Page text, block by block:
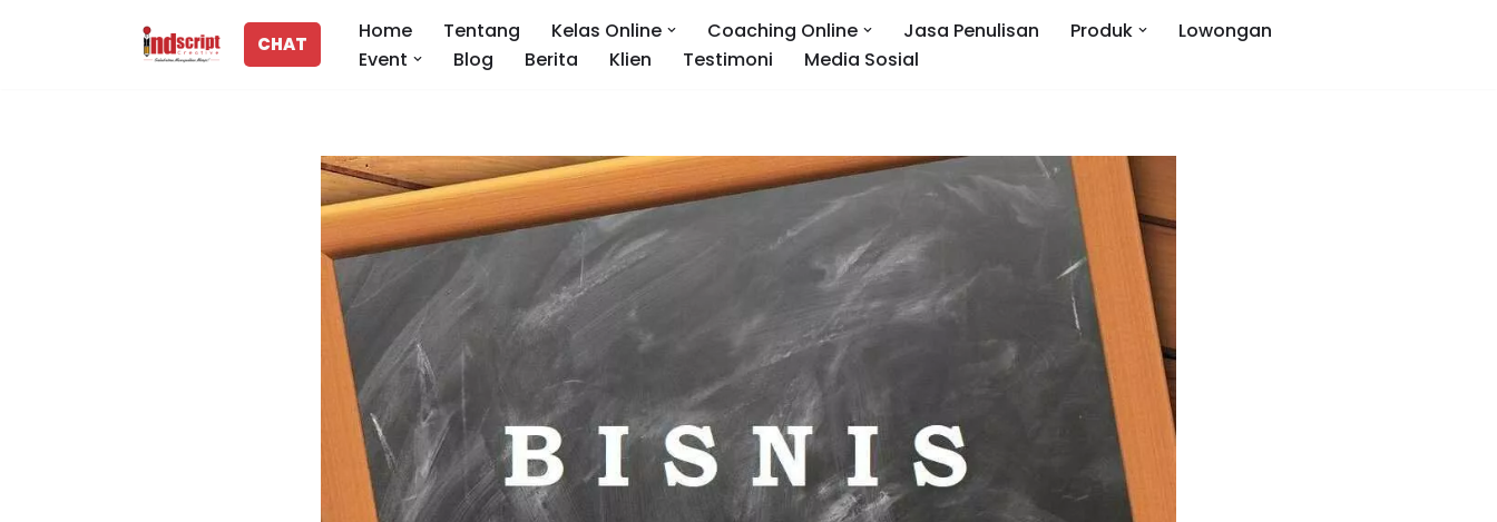
CHAT
Home Tentang Kelas Online Coaching Online Jasa Penulisan Produk
Lowongan
Event
Blog Berita Klien Testimoni Media Sosial